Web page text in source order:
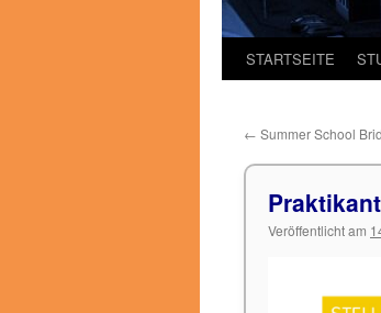
STARTSEITE
← Summer School
Veröffentlicht am